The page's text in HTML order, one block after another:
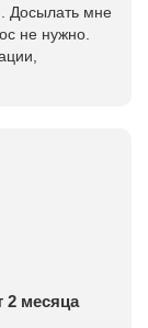
Досылать мне
не нужно.
2 месяца